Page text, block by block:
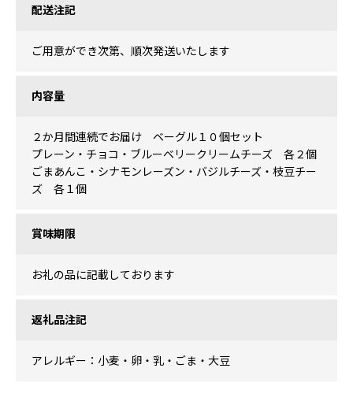
配送注記
ご用意ができ次第、順次発送いたします
内容量
２か月間連続でお届け ベーグル１０個セット
プレーン・チョコ・ブルーベリークリームチーズ 各２個
ごまあんこ・シナモンレーズン・バジルチーズ・枝豆チー
ズ 各１個
賞味期限
お礼の品に記載しております
返礼品注記
アレルギー：小麦・卵・乳・ごま・大豆